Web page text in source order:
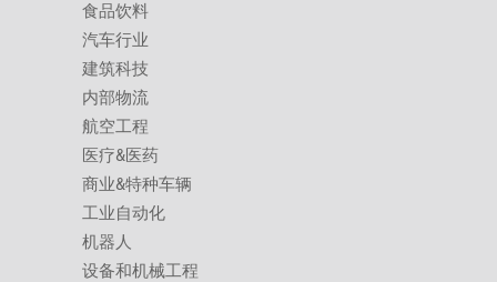
食品饮料
汽车行业
建筑科技
内部物流
航空工程
医疗&医药
商业&特种车辆
工业自动化
机器人
设备和机械工程